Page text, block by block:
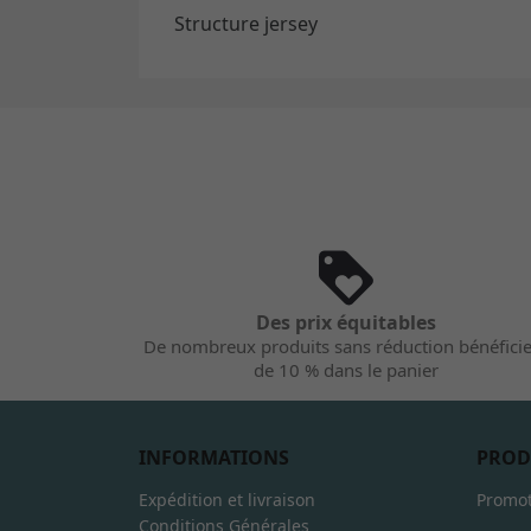
Structure jersey
Des prix équitables
De nombreux produits sans réduction
de 10 % dans le panier
INFORMATIONS
Expédition et livraison
Conditions Générales